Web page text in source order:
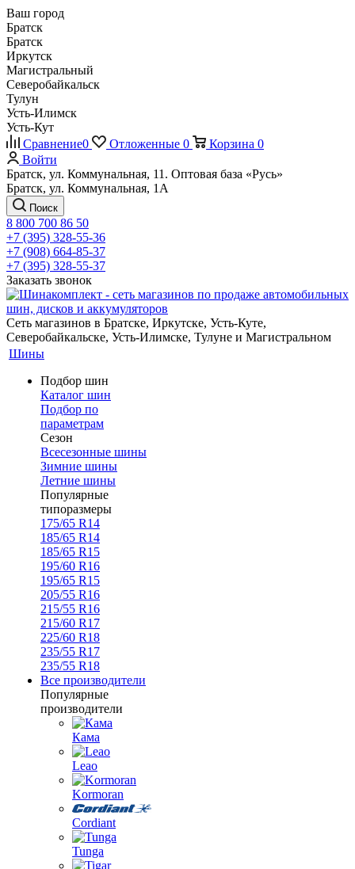
Ваш город
Братск
Братск
Иркутск
Магистральный
Северобайкальск
Тулун
Усть-Илимск
Усть-Кут
Сравнение0 Отложенные 0 Корзина 0
Войти
Братск, ул. Коммунальная, 11. Оптовая база «Русь»
Братск, ул. Коммунальная, 1А
Поиск
8 800 700 86 50
+7 (395) 328-55-36
+7 (908) 664-85-37
+7 (395) 328-55-37
Заказать звонок
Сеть магазинов в Братске, Иркутске, Усть-Куте,
Северобайкальске, Усть-Илимске, Тулуне и Магистральном
Шины
Подбор шин
Каталог шин
Подбор по
параметрам
Сезон
Всесезонные шины
Зимние шины
Летние шины
Популярные
типоразмеры
175/65 R14
185/65 R14
185/65 R15
195/60 R16
195/65 R15
205/55 R16
215/55 R16
215/60 R17
225/60 R18
235/55 R17
235/55 R18
Все производители
Популярные
производители
Кама
Leao
Kormoran
Cordiant
Tunga